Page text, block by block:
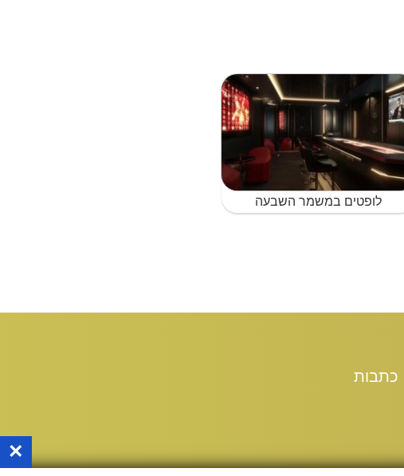
לופטים במשמר השבעה
כתבות
×